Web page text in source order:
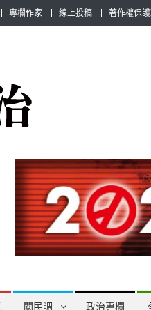
專欄作家 線上投稿 著作權保
News
閱民調 政治專欄